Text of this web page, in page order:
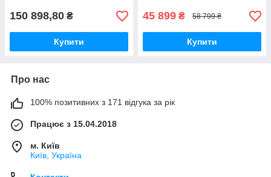
150 898,80 ₴
Купити
45 899 ₴ 58 799 ₴
Купити
Про нас
100% позитивних з 171 відгука за рік
Працює з 15.04.2018
м. Київ
Київ, Україна